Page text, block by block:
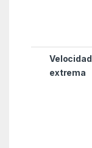
Velocidad
extrema